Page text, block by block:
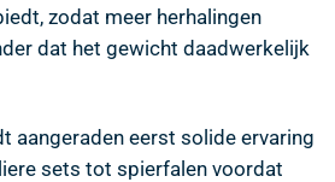
zodat meer herhalingen
dat het gewicht daadwerkelijk
aangeraden eerst solide ervaring
sets tot spierfalen voordat